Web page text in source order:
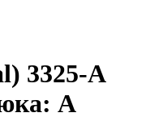
3325-A
A